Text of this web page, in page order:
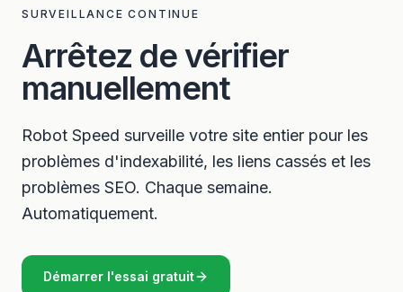
SURVEILLANCE CONTINUE
Arrêtez de vérifier
manuellement
Robot Speed surveille votre site entier pour les
problèmes d'indexabilité, les liens cassés et les
problèmes SEO. Chaque semaine.
Automatiquement.
Démarrer l'essai gratuit